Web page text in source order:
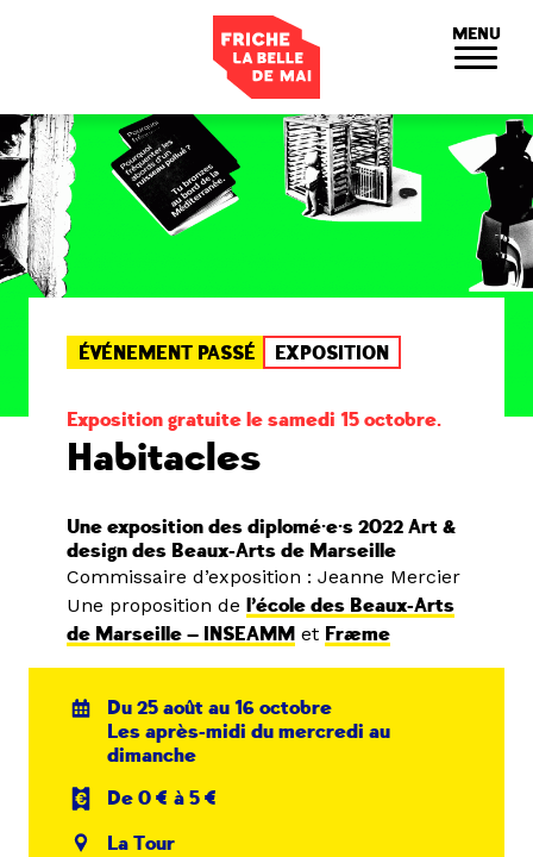
MENU
ÉVÉNEMENT PASSÉ EXPOSITION
Exposition gratuite le samedi 15 octobre.
Habitacles
Une exposition des diplomé·e·s 2022 Art &
design des Beaux-Arts de Marseille
Commissaire d’exposition : Jeanne Mercier
Une proposition de l’école des Beaux-Arts
de Marseille — INSEAMM et Fræme
Du 25 août au 16 octobre
Les après-midi du mercredi au
dimanche
De 0 € à 5 €
La Tour
Panneau de gestion des cookies